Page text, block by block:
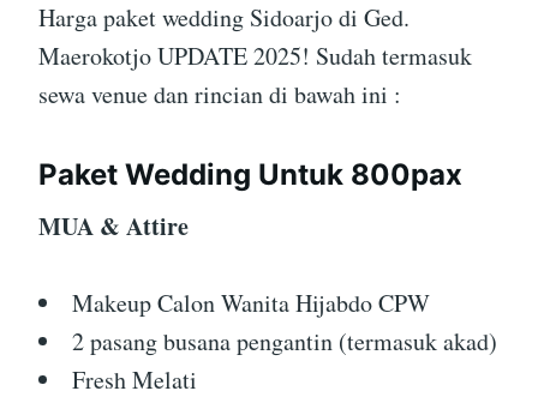
Harga paket wedding Sidoarjo di Ged.
Maerokotjo UPDATE 2025! Sudah termasuk
sewa venue dan rincian di bawah ini :
Paket Wedding Untuk 800pax
MUA & Attire
Makeup Calon Wanita Hijabdo CPW
2 pasang busana pengantin (termasuk akad)
Fresh Melati